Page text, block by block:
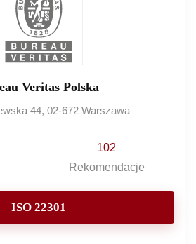
Veritas Polska
44, 02-672 Warszawa
102
Rekomendacje
ISO 22301